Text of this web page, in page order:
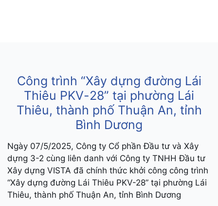
Công trình “Xây dựng đường Lái
Thiêu PKV-28” tại phường Lái
Thiêu, thành phố Thuận An, tỉnh
Bình Dương
Ngày 07/5/2025, Công ty Cổ phần Đầu tư và Xây
dựng 3-2 cùng liên danh với Công ty TNHH Đầu tư
Xây dựng VISTA đã chính thức khởi công công trình
“Xây dựng đường Lái Thiêu PKV-28” tại phường Lái
Thiêu, thành phố Thuận An, tỉnh Bình Dương